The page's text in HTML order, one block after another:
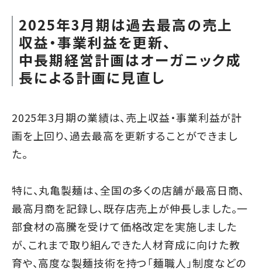
2025年3月期は過去最高の売上
収益・事業利益を更新、
中長期経営計画はオーガニック成
長による計画に見直し
2025年3月期の業績は、売上収益・事業利益が計
画を上回り、過去最高を更新することができまし
た。
特に、丸亀製麺は、全国の多くの店舗が最高日商、
最高月商を記録し、既存店売上が伸長しました。一
部食材の高騰を受けて価格改定を実施しました
が、これまで取り組んできた人材育成に向けた教
育や、高度な製麺技術を持つ「麺職人」制度などの